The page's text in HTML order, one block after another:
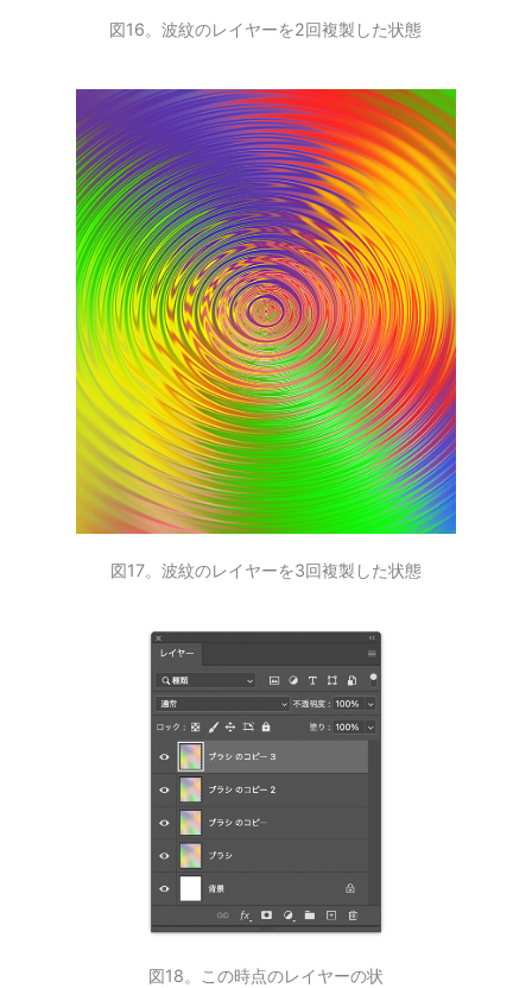
図16。波紋のレイヤーを2回複製した状態
図17。波紋のレイヤーを3回複製した状態
図18。この時点のレイヤーの状